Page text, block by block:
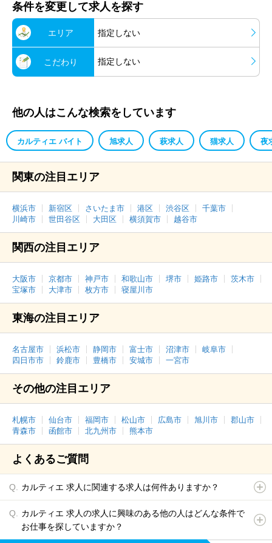
条件を変更して求人を探す
エリア 指定しない
こだわり 指定しない
他の人はこんな検索をしています
カルティエ バイト 旭求人 萩求人 猫求人 夜
関東の注目エリア
横浜市 新宿区 さいたま市 港区 渋谷区
千葉市
川崎市
世田谷区 大田区 横須賀市 越谷市
関西の注目エリア
大阪市 京都市 神戸市 和歌山市 堺市 姫路市
茨木市
宝塚市
大津市 枚方市 寝屋川市
東海の注目エリア
名古屋市 浜松市 静岡市 富士市 沼津市
岐阜市
四日市市
鈴鹿市 豊橋市 安城市 一宮市
その他の注目エリア
札幌市 仙台市 福岡市 松山市 広島市 旭川市
郡山市
青森市
函館市 北九州市 熊本市
よくあるご質問
カルティエ 求人に関連する求人は何件ありますか？
カルティエ 求人の求人に興味のある他の人はどんな条件で
お仕事を探していますか？